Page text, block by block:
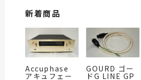
新着商品
Accuphase
アキュフェー
GOURD ゴー
ドG LINE GP